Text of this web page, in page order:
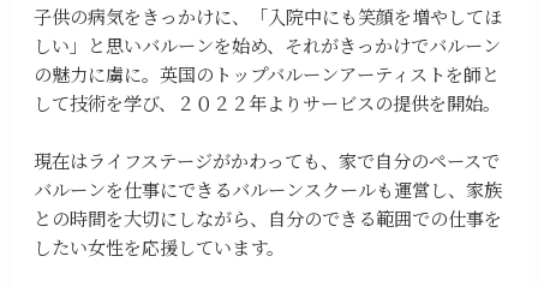
子供の病気をきっかけに、「入院中にも笑顔を増やしてほ
しい」と思いバルーンを始め、それがきっかけでバルーン
の魅力に虜に。英国のトップバルーンアーティストを師と
して技術を学び、２０２２年よりサービスの提供を開始。
現在はライフステージがかわっても、家で自分のペースで
バルーンを仕事にできるバルーンスクールも運営し、家族
との時間を大切にしながら、自分のできる範囲での仕事を
したい女性を応援しています。